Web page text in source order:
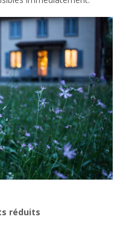
réduits